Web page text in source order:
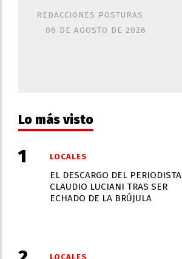
REDACCIONES POSTURAS
06 DE AGOSTO DE 2026
Lo más visto
EL DESCARGO DEL PERIODISTA
CLAUDIO LUCIANI TRAS SER
ECHADO DE LA BRÚJULA
LOCALES